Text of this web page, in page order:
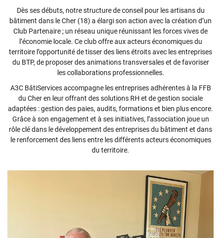
Dès ses débuts, notre structure de conseil pour les artisans du
bâtiment dans le Cher (18) a élargi son action avec la création d’un
Club Partenaire ; un réseau unique réunissant les forces vives de
l’économie locale. Ce club offre aux acteurs économiques du
territoire l’opportunité de tisser des liens étroits avec les entreprises
du BTP, de proposer des animations transversales et de favoriser
les collaborations professionnelles.
A3C BâtiServices accompagne les entreprises adhérentes à la FFB
du Cher en leur offrant des solutions RH et de gestion sociale
adaptées : gestion des paies, audits, formations et bien plus encore.
Grâce à son engagement et à ses initiatives, l’association joue un
rôle clé dans le développement des entreprises du bâtiment et dans
le renforcement des liens entre les différents acteurs économiques
du territoire.